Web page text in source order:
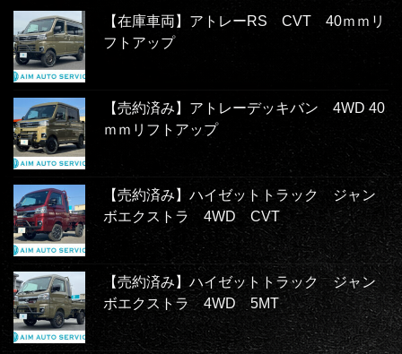
【在庫車両】アトレーRS CVT 40ｍｍリ
フトアップ
【売約済み】アトレーデッキバン 4WD 40
ｍｍリフトアップ
【売約済み】ハイゼットトラック ジャン
ボエクストラ 4WD CVT
【売約済み】ハイゼットトラック ジャン
ボエクストラ 4WD 5MT